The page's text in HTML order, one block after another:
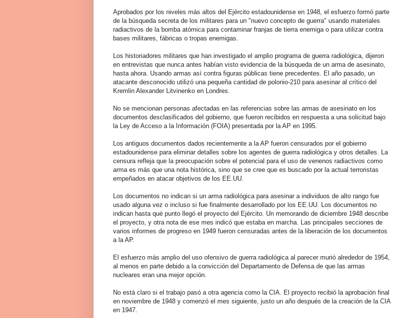
Aprobados por los niveles más altos del Ejército estadounidense en 1948, el esfuerzo formó parte
de la búsqueda secreta de los militares para un "nuevo concepto de guerra" usando materiales
radiactivos de la bomba atómica para contaminar franjas de tierra enemiga o para utilizar contra
bases militares, fábricas o tropas enemigas.
Los historiadores militares que han investigado el amplio programa de guerra radiológica, dijeron
en entrevistas que nunca antes habían visto evidencia de la búsqueda de un arma de asesinato,
hasta ahora. Usando armas así contra figuras públicas tiene precedentes. El año pasado, un
atacante desconocido utilizó una pequeña cantidad de polonio-210 para asesinar al crítico del
Kremlin Alexander Litvinenko en Londres.
No se mencionan personas afectadas en las referencias sobre las armas de asesinato en los
documentos desclasificados del gobierno, que fueron recibidos en respuesta a una solicitud bajo
la Ley de Acceso a la Información (FOIA) presentada por la AP en 1995.
Los antiguos documentos dados recientemente a la AP fueron censurados por el gobierno
estadounidense para eliminar detalles sobre los agentes de guerra radiológica y otros detalles. La
censura refleja que la preocupación sobre el potencial para el uso de venenos radiactivos como
arma es más que una nota histórica, sino que se cree que es buscado por la actual terroristas
empeñados en atacar objetivos de los EE.UU.
Los documentos no indican si un arma radiológica para asesinar a individuos de alto rango fue
usado alguna vez o incluso si fue finalmente desarrollado por los EE.UU. Los documentos no
indican hasta qué punto llegó el proyecto del Ejército. Un memorando de diciembre 1948 describe
el proyecto, y otra nota de ese mes indicó que estaba en marcha. Las principales secciones de
varios informes de progreso en 1949 fueron censuradas antes de la liberación de los documentos
a la AP.
El esfuerzo más amplio del uso ofensivo de guerra radiológica al parecer murió alrededor de 1954,
al menos en parte debido a la convicción del Departamento de Defensa de que las armas
nucleares eran una mejor opción.
No está claro si el trabajo pasó a otra agencia como la CIA. El proyecto recibió la aprobación final
en noviembre de 1948 y comenzó el mes siguiente, justo un año después de la creación de la CIA
en 1947.